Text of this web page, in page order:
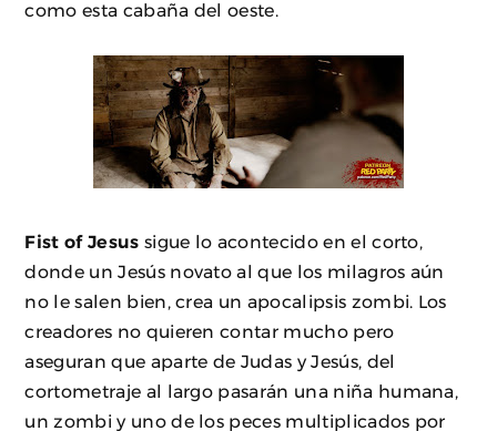
como esta cabaña del oeste.
Fist of Jesus sigue lo acontecido en el corto,
donde un Jesús novato al que los milagros aún
no le salen bien, crea un apocalipsis zombi. Los
creadores no quieren contar mucho pero
aseguran que aparte de Judas y Jesús, del
cortometraje al largo pasarán una niña humana,
un zombi y uno de los peces multiplicados por